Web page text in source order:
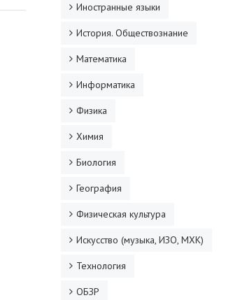
Иностранные языки
История. Обществознание
Математика
Информатика
Физика
Химия
Биология
География
Физическая культура
Искусство (музыка, ИЗО, МХК)
Технология
ОБЗР